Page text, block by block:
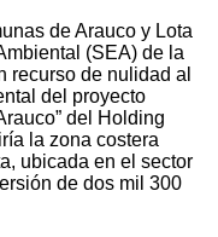
de Arauco y Lota
(SEA) de la
recurso de nulidad al
del proyecto
del Holding
la zona costera
ubicada en el sector
de dos mil 300